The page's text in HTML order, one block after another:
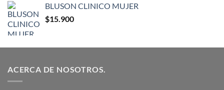
desde
BLUSON CLINICO MUJER
$15.900
ACERCA DE NOSOTROS.